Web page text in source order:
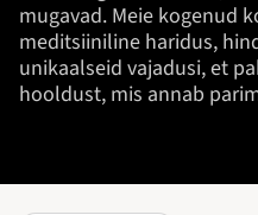
mugavad. Meie kogenud
meditsiiniline haridus,
unikaalseid vajadusi, et
hooldust, mis annab